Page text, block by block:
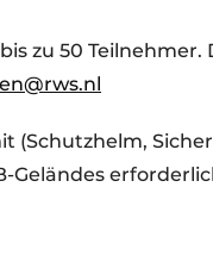
zu 50
(Schutzhelm,
Geländes